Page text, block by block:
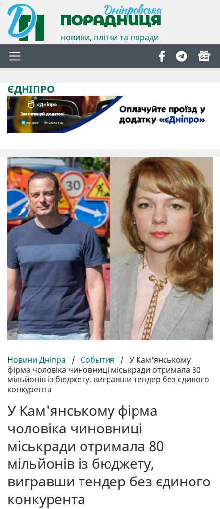
новини, плітки та поради
ЄДНІПРО
Новини Дніпра / События / У Кам'янському
фірма чоловіка чиновниці міськради отримала 80
мільйонів із бюджету, вигравши тендер без єдиного
конкурента
У Кам'янському фірма
чоловіка чиновниці
міськради отримала 80
мільйонів із бюджету,
вигравши тендер без єдиного
конкурента